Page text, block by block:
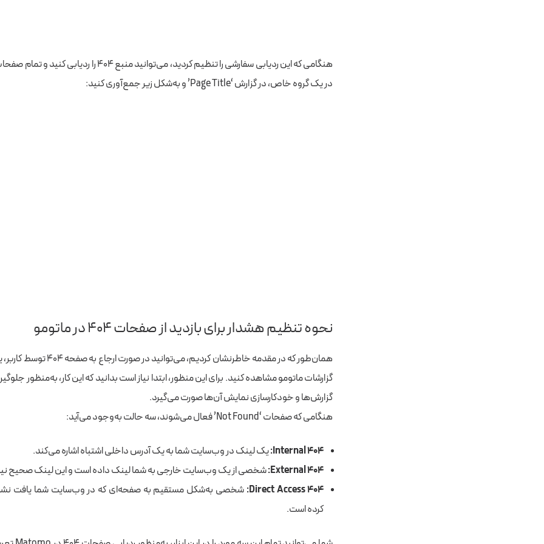
در یک گروه خاص، در گزارش ‘Page Title’ و به‌شکل زیر جمع‌آوری کنید:
نحوه تنظیم هشدار برای بازدید از صفحات ۴۰۴ در ماتومو
همان‌طور که در مقدمه خاطرنشان کردیم،
گزارشات ماتومو مشاهده کنید. برای این منظور، ابتدا نیاز است بدانید که این کار، به‌منظور
گزارش‌ها و خودکارسازی نمایش آن‌ها صورت می‌گیرد.
هنگامی که صفحات ‘Not Found’ فعال می‌شوند، سه حالت به‌وجود می‌آید:
Internal 404: یک لینک در وب‌سایت شما به یک آدرس داخلی اشتباه اشاره می‌کند.
External 404: شخصی از یک وب‌سایت خارجی به شما لینک داده است و این لینک صحیح
Direct Access 404: شخصی به‌شکل مستقیم به صفحه‌ای که در وب‌سایت شما یافت
کرده است.